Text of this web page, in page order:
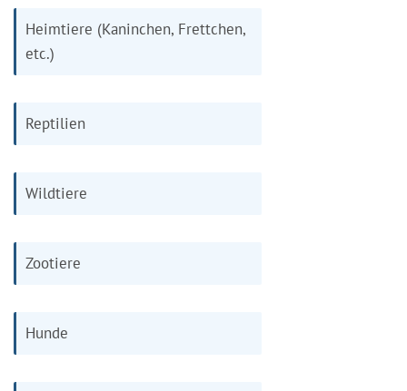
Heimtiere (Kaninchen, Frettchen,
etc.)
Reptilien
Wildtiere
Zootiere
Hunde